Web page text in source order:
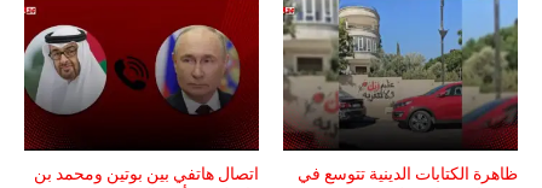
ظاهرة الكتابات الدينية تتوسع في
اتصال هاتفي بين بوتين ومحمد بن